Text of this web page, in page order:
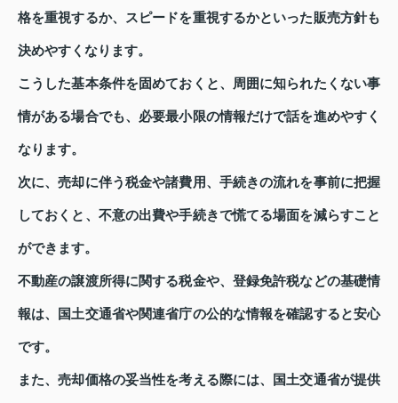
格を重視するか、スピードを重視するかといった販売方針も
決めやすくなります。
こうした基本条件を固めておくと、周囲に知られたくない事
情がある場合でも、必要最小限の情報だけで話を進めやすく
なります。
次に、売却に伴う税金や諸費用、手続きの流れを事前に把握
しておくと、不意の出費や手続きで慌てる場面を減らすこと
ができます。
不動産の譲渡所得に関する税金や、登録免許税などの基礎情
報は、国土交通省や関連省庁の公的な情報を確認すると安心
です。
また、売却価格の妥当性を考える際には、国土交通省が提供